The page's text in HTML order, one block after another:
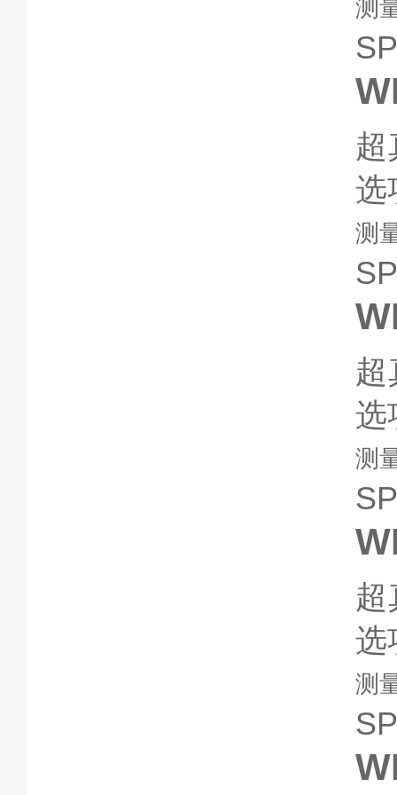
测
超
选
测
超
选
测
超
选
测